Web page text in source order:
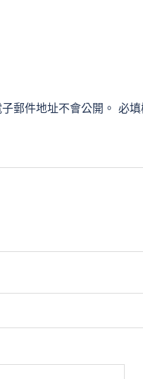
郵件地址不會公開。 必